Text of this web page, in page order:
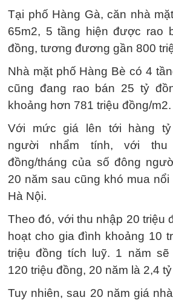
Tại phố Hàng Gà, căn nhà
65m2, 5 tầng hiện được rao
đồng, tương đương gần 800
Nhà mặt phố Hàng Bè có 4
cũng đang rao bán 25 tỷ
khoảng hơn 781 triệu đồng/m2.
Với mức giá lên tới hàng tỷ
người nhẩm tính, với
đồng/tháng của số đông
20 năm sau cũng khó mua
Hà Nội.
Theo đó, với thu nhập 20 triệu
hoạt cho gia đình khoảng 10
triệu đồng tích luỹ. 1 năm
120 triệu đồng, 20 năm là 2,4
Tuy nhiên, sau 20 năm giá